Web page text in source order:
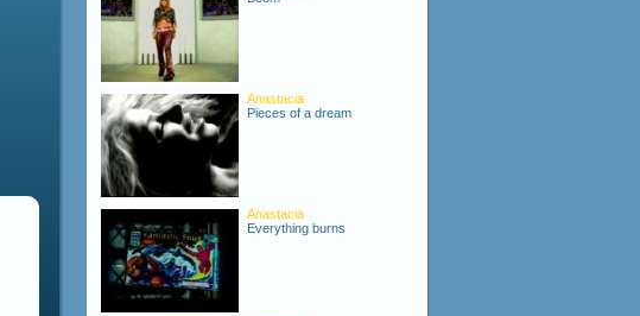
Anastacia
Pieces of a dream
Anastacia
Everything burns